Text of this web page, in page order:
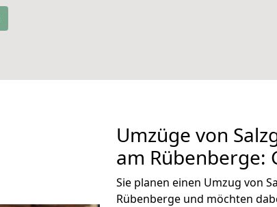
Umzüge von
am Rübenberge:
Sie planen einen Umzug von
Rübenberge und möchten